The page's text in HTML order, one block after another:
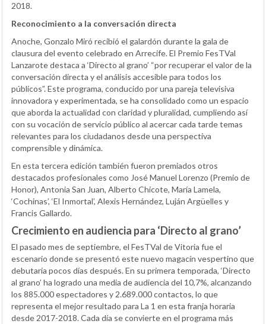
2018.
Reconocimiento a la conversación directa
Anoche, Gonzalo Miró recibió el galardón durante la gala de
clausura del evento celebrado en Arrecife. El Premio FesTVal
Lanzarote destaca a ‘Directo al grano’ “por recuperar el valor de la
conversación directa y el análisis accesible para todos los
públicos”. Este programa, conducido por una pareja televisiva
innovadora y experimentada, se ha consolidado como un espacio
que aborda la actualidad con claridad y pluralidad, cumpliendo así
con su vocación de servicio público al acercar cada tarde temas
relevantes para los ciudadanos desde una perspectiva
comprensible y dinámica.
En esta tercera edición también fueron premiados otros
destacados profesionales como José Manuel Lorenzo (Premio de
Honor), Antonia San Juan, Alberto Chicote, María Lamela,
‘Cochinas’, ‘El Inmortal’, Alexis Hernández, Luján Argüelles y
Francis Gallardo.
Crecimiento en audiencia para ‘Directo al grano’
El pasado mes de septiembre, el FesTVal de Vitoria fue el
escenario donde se presentó este nuevo magacín vespertino que
debutaría pocos días después. En su primera temporada, ‘Directo
al grano’ ha logrado una media de audiencia del 10,7%, alcanzando
los 885.000 espectadores y 2.689.000 contactos, lo que
representa el mejor resultado para La 1 en esta franja horaria
desde 2017-2018. Cada día se convierte en el programa más